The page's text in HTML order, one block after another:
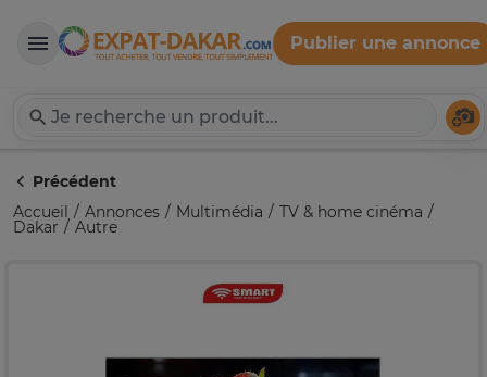
Expat-Dakar
Publier une annonce
Précédent
Accueil
Annonces Multimédia TV & home cinéma
Dakar Autre